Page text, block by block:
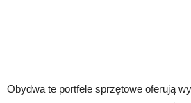
Obydwa te portfele sprzętowe oferują